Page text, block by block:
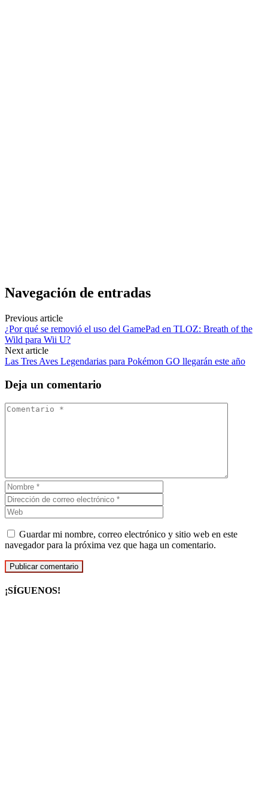
Navegación de entradas
Previous article
¿Por qué se removió el uso del GamePad en TLOZ: Breath of the
Wild para Wii U?
Next article
Las Tres Aves Legendarias para Pokémon GO llegarán este año
Deja un comentario
Guardar mi nombre, correo electrónico y sitio web en este
navegador para la próxima vez que haga un comentario.
¡SÍGUENOS!